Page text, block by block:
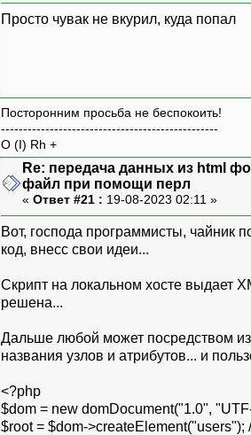
Просто чувак не вкурил, куда попал
Посторонним просьба не беспокоить!
-------------------------------------------------
O (I) Rh +
Re: передача данных из html
файл при помощи перл
« Ответ #21 : 19-08-2023 02:11 »
Вот, господа программисты, чайник
код, внесс свои идеи...
Скрипт на локальном хосте выдает
решена...
Дальше любой может посредством
названия узлов и атрибутов... и
<?php
$dom = new domDocument("1.0",
$root = $dom-